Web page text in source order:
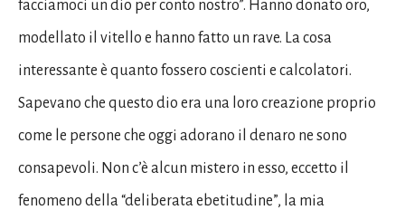
facciamoci un dio per conto nostro”. Hanno donato oro,
modellato il vitello e hanno fatto un rave. La cosa
interessante è quanto fossero coscienti e calcolatori.
Sapevano che questo dio era una loro creazione proprio
come le persone che oggi adorano il denaro ne sono
consapevoli. Non c’è alcun mistero in esso, eccetto il
fenomeno della “deliberata ebetitudine”, la mia